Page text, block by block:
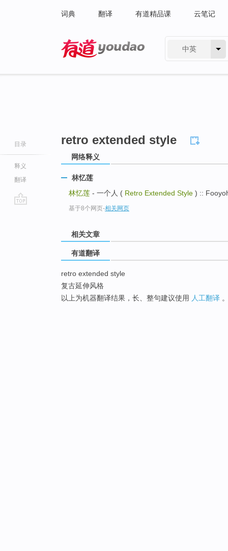
词典 翻译 有道精品课 云笔记
中英
目录
释义
翻译
retro extended style
网络释义
林忆莲
林忆莲 - 一个人 ( Retro Extended Style ) ::
基于8个网页-相关网页
相关文章
有道翻译
retro extended style
复古延伸风格
以上为机器翻译结果，长、整句建议使用 人工翻译